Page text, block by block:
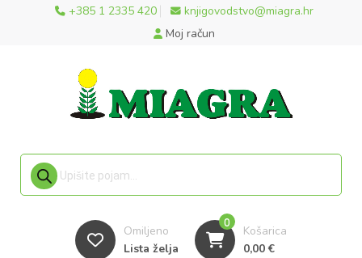
+385 1 2335 420
knjigovodstvo@miagra.hr
Moj račun
Products search
Omiljeno
Lista želja
0
Košarica
0,00€